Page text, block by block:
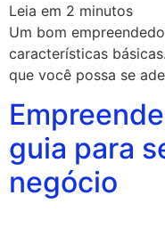
Leia em 2 minutos
Um bom
características
que você possa se
guia para
negócio